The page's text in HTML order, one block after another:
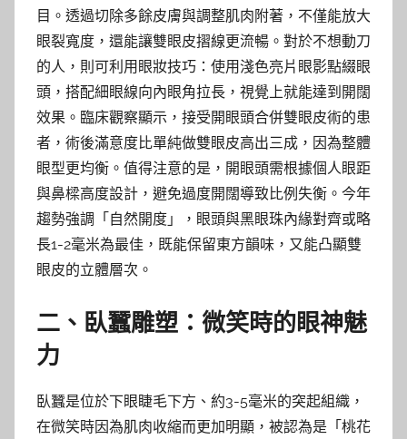
目。透過切除多餘皮膚與調整肌肉附著，不僅能放大
眼裂寬度，還能讓雙眼皮摺線更流暢。對於不想動刀
的人，則可利用眼妝技巧：使用淺色亮片眼影點綴眼
頭，搭配細眼線向內眼角拉長，視覺上就能達到開闊
效果。臨床觀察顯示，接受開眼頭合併雙眼皮術的患
者，術後滿意度比單純做雙眼皮高出三成，因為整體
眼型更均衡。值得注意的是，開眼頭需根據個人眼距
與鼻樑高度設計，避免過度開闊導致比例失衡。今年
趨勢強調「自然開度」，眼頭與黑眼珠內緣對齊或略
長1-2毫米為最佳，既能保留東方韻味，又能凸顯雙
眼皮的立體層次。
二、臥蠶雕塑：微笑時的眼神魅
力
臥蠶是位於下眼睫毛下方、約3-5毫米的突起組織，
在微笑時因為肌肉收縮而更加明顯，被認為是「桃花